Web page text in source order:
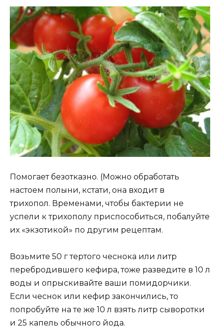
Помогает безотказно. (Можно обработать
настоем полыни, кстати, она входит в
трихопол. Временами, чтобы бактерии не
успели к трихополу приспособиться, побалуйте
их «экзотикой» по другим рецептам.
Возьмите 50 г тертого чеснока или литр
перебродившего кефира, тоже разведите в 10 л
воды и опрыскивайте ваши помидорчики.
Если чеснок или кефир закончились, то
попробуйте на те же 10 л взять литр сыворотки
и 25 капель обычного йода.